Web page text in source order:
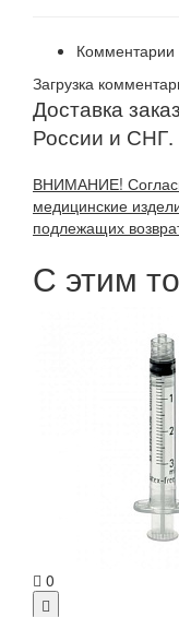
Комментарии
Загрузка
Доставка
России и СНГ.
ВНИМАНИЕ!
медицинские
подлежащих
С этим
0